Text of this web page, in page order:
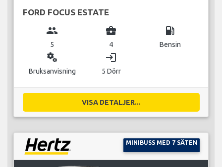
FORD FOCUS ESTATE
group
5
business_center
4
local_gas_station
Bensin
miscellaneous_services
Bruksanvisning
login
5 Dörr
VISA DETALJER...
MINIBUSS MED 7 SÄTEN